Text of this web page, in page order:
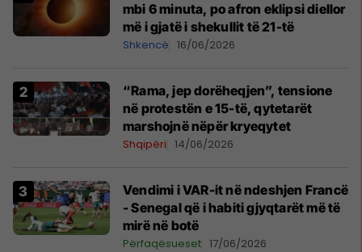
mbi 6 minuta, po afron eklipsi diellor
më i gjatë i shekullit të 21-të
Shkencë 16/06/2026
“Rama, jep dorëheqjen”, tensione
në protestën e 15-të, qytetarët
marshojnë nëpër kryeqytet
Shqipëri 14/06/2026
Vendimi i VAR-it në ndeshjen Francë
- Senegal që i habiti gjyqtarët më të
mirë në botë
Përfaqësueset 17/06/2026